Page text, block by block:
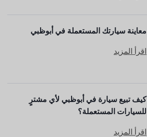
معاينة سيارتك المستعملة في أبوظبي
اقرأ المزيد
كيف تبيع سيارة في أبوظبي لأي مشترٍ
للسيارات المستعملة؟
اقرأ المزيد